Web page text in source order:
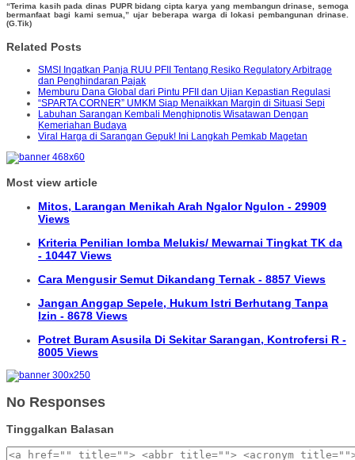
“Terima kasih pada dinas PUPR bidang cipta karya yang membangun drinase, semoga
bermanfaat bagi kami semua,” ujar beberapa warga di lokasi pembangunan drinase.
(G.Tik)
Related Posts
SMSI Ingatkan Panja RUU PFII Tentang Resiko Regulatory Arbitrage
dan Penghindaran Pajak
Memburu Dana Global dari Pintu PFII dan Ujian Kepastian Regulasi
“SPARTA CORNER” UMKM Siap Menaikkan Margin di Situasi Sepi
Labuhan Sarangan Kembali Menghipnotis Wisatawan Dengan
Kemeriahan Budaya
Viral Harga di Sarangan Gepuk! Ini Langkah Pemkab Magetan
Most view article
Mitos, Larangan Menikah Arah Ngalor Ngulon - 29909
Views
Kriteria Penilian lomba Melukis/ Mewarnai Tingkat TK da
- 10447 Views
Cara Mengusir Semut Dikandang Ternak - 8857 Views
Jangan Anggap Sepele, Hukum Istri Berhutang Tanpa
Izin - 8678 Views
Potret Buram Asusila Di Sekitar Sarangan, Kontrofersi R -
8005 Views
No Responses
Tinggalkan Balasan